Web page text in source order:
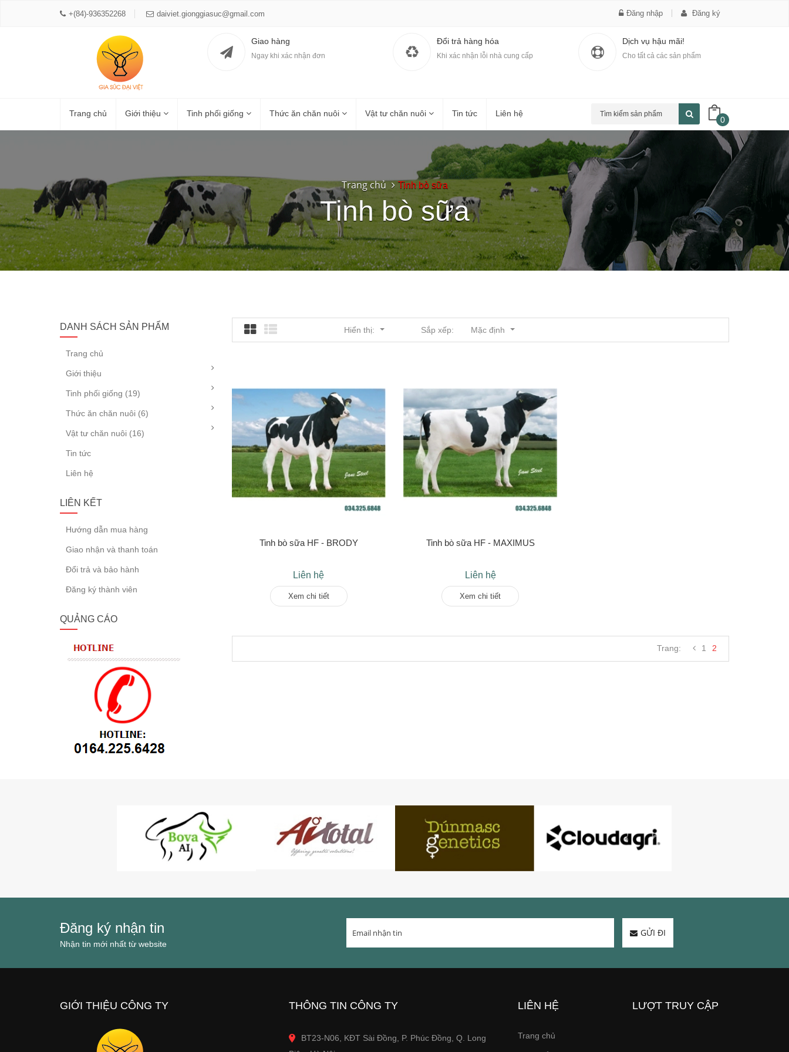
+(84)-936352268 daiviet.gionggiasuc@gmail.com Đăng nhập Đăng ký
Giao hàng
Ngay khi xác nhận đơn
Đổi trả hàng hóa
Khi xác nhận lỗi nhà cung cấp
Dịch vụ hậu mãi!
Cho tất cả các sản phẩm
0
Trang chủ Giới thiệu Tinh phối giống Thức ăn chăn nuôi Vật tư chăn nuôi Tin tức Liên hệ
Trang chủ Tinh bò sữa
Tinh bò sữa
Sắp xếp: Mặc định
Hiển thị:
Tinh bò sữa HF - BRODY
Liên hệ
Xem chi tiết
Tinh bò sữa HF - MAXIMUS
Liên hệ
Xem chi tiết
Trang: 1 2
DANH SÁCH SẢN PHẨM
Trang chủ
Giới thiệu
Tinh phối giống (19)
Thức ăn chăn nuôi (6)
Vật tư chăn nuôi (16)
Tin tức
Liên hệ
LIÊN KẾT
Hướng dẫn mua hàng
Giao nhận và thanh toán
Đổi trả và bảo hành
Đăng ký thành viên
QUẢNG CÁO
Đăng ký nhận tin
Nhận tin mới nhất từ website
GỬI ĐI
GIỚI THIỆU CÔNG TY THÔNG TIN CÔNG TY
BT23-N06, KĐT Sài Đồng, P. Phúc Đồng, Q. Long
LIÊN HỆ
Trang chủ
LƯỢT TRUY CẬP